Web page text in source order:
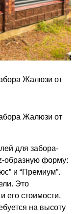
Жалюзи от
Жалюзи от
для забора-
образную форму:
и “Премиум”.
Это
его стоимости.
на высоту